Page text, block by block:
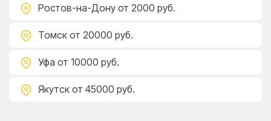
Ростов-на-Дону от 2000 руб.
Томск от 20000 руб.
Уфа от 10000 руб.
Якутск от 45000 руб.